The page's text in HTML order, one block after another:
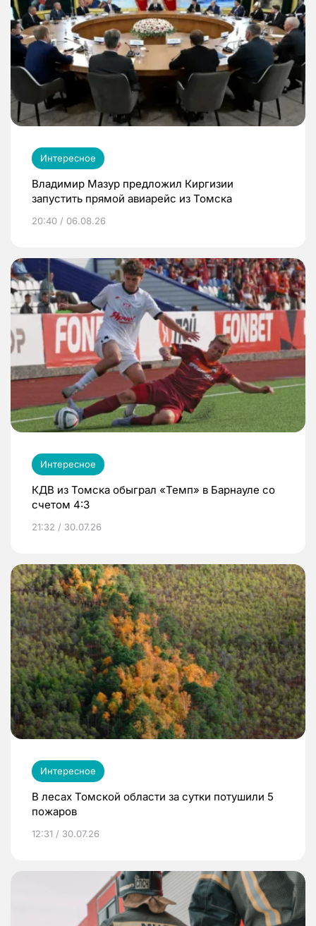
Интересное
Владимир Мазур предложил Киргизии
запустить прямой авиарейс из Томска
20:40 / 06.08.26
Интересное
КДВ из Томска обыграл «Темп» в Барнауле со
счетом 4:3
21:32 / 30.07.26
Интересное
В лесах Томской области за сутки потушили 5
пожаров
12:31 / 30.07.26